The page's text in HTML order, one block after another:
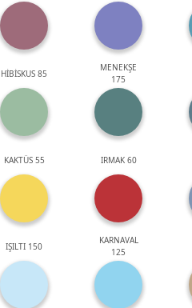
HİBİSKUS 85
MENEKŞE
175
KAKTÜS 55 IRMAK 60
IŞILTI 150
KARNAVAL
125